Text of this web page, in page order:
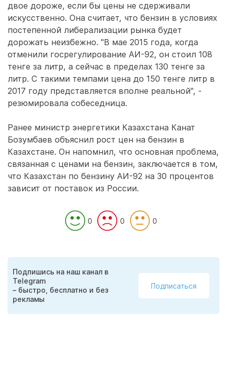
двое дороже, если бы цены не сдерживали
искусственно. Она считает, что бензин в условиях
постепенной либерализации рынка будет
дорожать неизбежно. "В мае 2015 года, когда
отменили госрегулирование АИ-92, он стоил 108
тенге за литр, а сейчас в пределах 130 тенге за
литр. С такими темпами цена до 150 тенге литр в
2017 году представляется вполне реальной", -
резюмировала собеседница.
Ранее министр энергетики Казахстана Канат
Бозумбаев объяснил рост цен на бензин в
Казахстане. Он напомнил, что основная проблема,
связанная с ценами на бензин, заключается в том,
что Казахстан по бензину АИ-92 на 30 процентов
зависит от поставок из России.
0 0 0
Подпишись на наш канал в
Telegram
– быстро, бесплатно и без
рекламы
Подписаться